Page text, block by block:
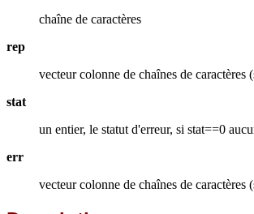
chaîne de caractères
rep
vecteur colonne de chaînes de caractères
stat
un entier, le statut d'erreur, si stat==0
err
vecteur colonne de chaînes de caractères